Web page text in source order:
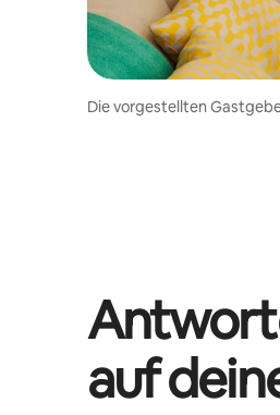
Die vorgestellten
auf